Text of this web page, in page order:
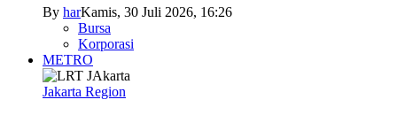
By harKamis, 30 Juli 2026, 16:26
Bursa
Korporasi
METRO
Jakarta Region